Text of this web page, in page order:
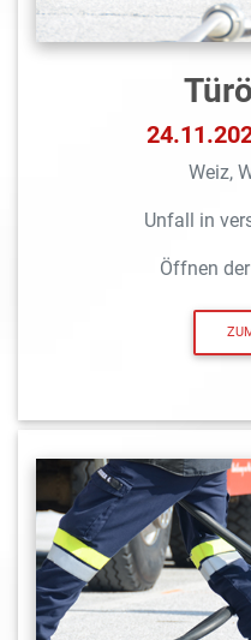
Weiz,
Unfall in
Öffnen